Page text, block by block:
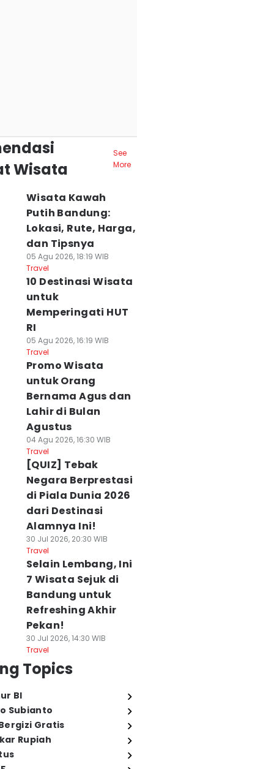
Wisata
See
More
Wisata Kawah
Putih Bandung:
Lokasi, Rute, Harga,
dan Tipsnya
05 Agu 2026, 18:19 WIB
Travel
10 Destinasi Wisata
untuk
Memperingati HUT
RI
05 Agu 2026, 16:19 WIB
Travel
Promo Wisata
untuk Orang
Bernama Agus dan
Lahir di Bulan
Agustus
04 Agu 2026, 16:30 WIB
Travel
[QUIZ] Tebak
Negara Berprestasi
di Piala Dunia 2026
dari Destinasi
Alamnya Ini!
30 Jul 2026, 20:30 WIB
Travel
Selain Lembang, Ini
7 Wisata Sejuk di
Bandung untuk
Refreshing Akhir
Pekan!
30 Jul 2026, 14:30 WIB
Travel
Topics
BI
Subianto
Gratis
Rupiah